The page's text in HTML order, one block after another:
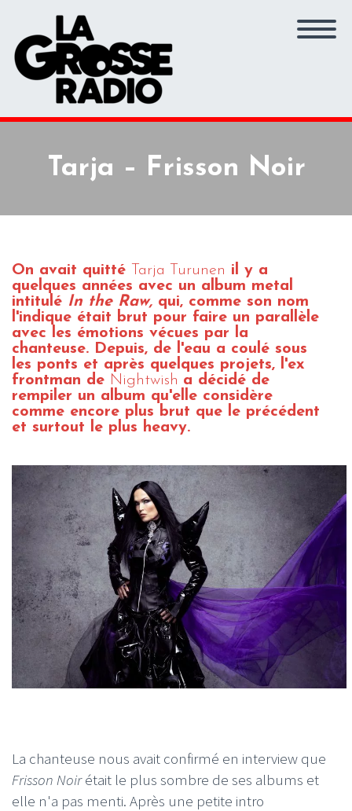
Tarja – Frisson Noir
On avait quitté Tarja Turunen il y a
quelques années avec un album metal
intitulé In the Raw, qui, comme son nom
l'indique était brut pour faire un parallèle
avec les émotions vécues par la
chanteuse. Depuis, de l'eau a coulé sous
les ponts et après quelques projets, l'ex
frontman de Nightwish a décidé de
rempiler un album qu'elle considère
comme encore plus brut que le précédent
et surtout le plus heavy.
La chanteuse nous avait confirmé en interview que
Frisson Noirétait le plus sombre de ses albums et
elle n'a pas menti. Après une petite intro